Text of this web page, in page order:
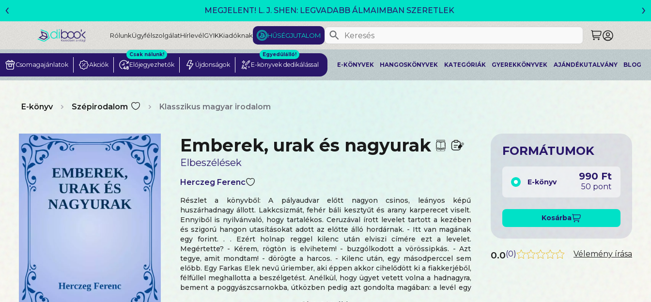
MEGJELENT! L. J. SHEN: LEGVADABB ÁLMAIMBAN SZERETLEK
‹ ›
RólunkÜgyfélszolgálatHírlevélGYIKKiadóknak HŰSÉGJUTALOM
Csomagajánlatok Akciók Előjegyezhetők
Csak nálunk!
Újdonságok E-könyvek dedikálással
Egyedülálló!
E-KÖNYVEK HANGOSKÖNYVEK KATEGÓRIÁK GYEREKKÖNYVEK AJÁNDÉKUTALVÁNY BLOG
E-könyv Szépirodalom Klasszikus magyar irodalom
Emberek, urak és nagyurak
Elbeszélések
Herczeg Ferenc
Részlet a könyvből: A pályaudvar előtt nagyon csinos, leányos képű
huszárhadnagy állott. Lakkcsizmát, fehér báli kesztyűt és arany karperecet viselt.
Ennyiből is nyilvánvaló, hogy tartalékos. Ceruzával írott levelet tartott a kezében
és szigorú hangon utasításokat adott az előtte álló hordárnak. - Itt van magának
egy forint. . . Ezért holnap reggel kilenc után elviszi címére ezt a levelet.
Megértette? - Kérem, rögtön is elvihetem! - buzgólkodott a vörössipkás. - Azt
tegye, amit mondtam! - dörögte a harcos. - Kilenc után, egy másodperccel sem
előbb. Egy Farkas Elek nevű úriember, aki éppen akkor cihelődött ki a fiakkerjéből,
félfüllel meghallotta a beszélgetést. Anélkül, hogy ügyet vetett volna a hadnagyra,
bement a poggyászcsarnokba, útközben pedig azt gondolta magában: a levél egy
FORMÁTUMOK
E-könyv 990 Ft
50 pont
Kosárba
0.0(0) Vélemény írása